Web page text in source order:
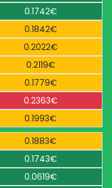
0.1742€
0.1842€
0.2022€
0.2119€
0.1779€
0.2363€
0.1993€
0.1883€
0.1743€
0.0619€